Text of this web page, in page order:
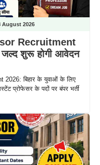
August 2026
Recruitment
जल्द शुरू होगी आवेदन
बिहार के युवाओं के लिए
प्रोफेसर के पदों पर बंपर भर्ती